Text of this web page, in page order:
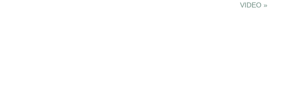
VIDEO »